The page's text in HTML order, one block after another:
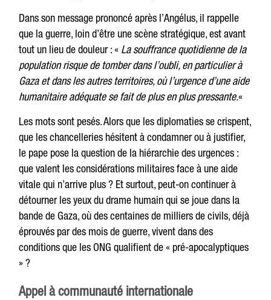
Dans son message prononcé après l’Angélus, il rappelle
que la guerre, loin d’être une scène stratégique, est avant
tout un lieu de douleur : « La souffrance quotidienne de la
population risque de tomber dans l’oubli, en particulier à
Gaza et dans les autres territoires, où l’urgence d’une aide
humanitaire adéquate se fait de plus en plus pressante.«
Les mots sont pesés. Alors que les diplomaties se crispent,
que les chancelleries hésitent à condamner ou à justifier,
le pape pose la question de la hiérarchie des urgences :
que valent les considérations militaires face à une aide
vitale qui n’arrive plus ? Et surtout, peut-on continuer à
détourner les yeux du drame humain qui se joue dans la
bande de Gaza, où des centaines de milliers de civils, déjà
éprouvés par des mois de guerre, vivent dans des
conditions que les ONG qualifient de « pré-apocalyptiques
» ?
Appel à communauté internationale